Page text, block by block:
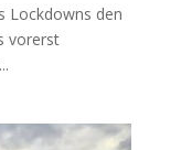
Lockdowns den
vorerst